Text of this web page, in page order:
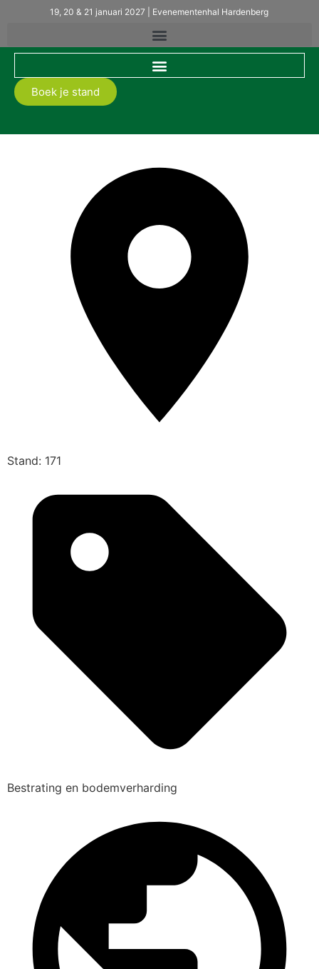
19, 20 & 21 januari 2027 | Evenementenhal Hardenberg
Boek je stand
Stand: 171
Bestrating en bodemverharding